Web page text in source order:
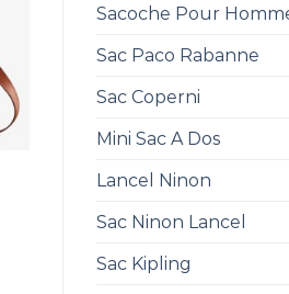
Sacoche Pour
Sac Paco Rabanne
Sac Coperni
Mini Sac A Dos
Lancel Ninon
Sac Ninon Lancel
Sac Kipling